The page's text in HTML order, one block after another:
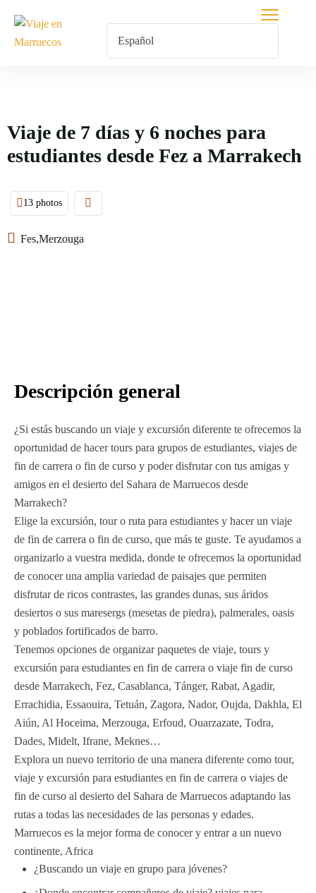
Viaje de 7 días y 6 noches para
estudiantes desde Fez a Marrakech
13 photos
Fes,Merzouga
Descripción general
¿Si estás buscando un viaje y excursión diferente te ofrecemos la
oportunidad de hacer tours para grupos de estudiantes, viajes de
fin de carrera o fin de curso y poder disfrutar con tus amigas y
amigos en el desierto del Sahara de Marruecos desde
Marrakech?
Elige la excursión, tour o ruta para estudiantes y hacer un viaje
de fin de carrera o fin de curso, que más te guste. Te ayudamos a
organizarlo a vuestra medida, donde te ofrecemos la oportunidad
de conocer una amplia variedad de paisajes que permiten
disfrutar de ricos contrastes, las grandes dunas, sus áridos
desiertos o sus maresergs (mesetas de piedra), palmerales, oasis
y poblados fortificados de barro.
Tenemos opciones de organizar paquetes de viaje, tours y
excursión para estudiantes en fin de carrera o viaje fin de curso
desde Marrakech, Fez, Casablanca, Tánger, Rabat, Agadir,
Errachidia, Essaouira, Tetuán, Zagora, Nador, Oujda, Dakhla, El
Aiún, Al Hoceima, Merzouga, Erfoud, Ouarzazate, Todra,
Dades, Midelt, Ifrane, Meknes…
Explora un nuevo territorio de una manera diferente como tour,
viaje y excursión para estudiantes en fin de carrera o viajes de
fin de curso al desierto del Sahara de Marruecos adaptando las
rutas a todas las necesidades de las personas y edades.
Marruecos es la mejor forma de conocer y entrar a un nuevo
continente, Africa
¿Buscando un viaje en grupo para jóvenes?